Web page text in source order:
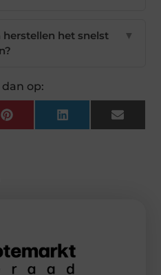
het snelst
▼
op:
Pinterest LinkedIn Email